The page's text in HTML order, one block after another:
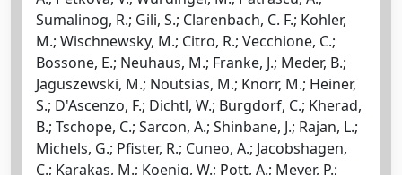
Sumalinog, R.; Gili, S.; Clarenbach, C. F.; Kohler,
M.; Wischnewsky, M.; Citro, R.; Vecchione, C.;
Bossone, E.; Neuhaus, M.; Franke, J.; Meder, B.;
Jaguszewski, M.; Noutsias, M.; Knorr, M.; Heiner,
S.; D'Ascenzo, F.; Dichtl, W.; Burgdorf, C.; Kherad,
B.; Tschope, C.; Sarcon, A.; Shinbane, J.; Rajan, L.;
Michels, G.; Pfister, R.; Cuneo, A.; Jacobshagen,
C.; Karakas, M.; Koenig, W.; Pott, A.; Meyer, P.;